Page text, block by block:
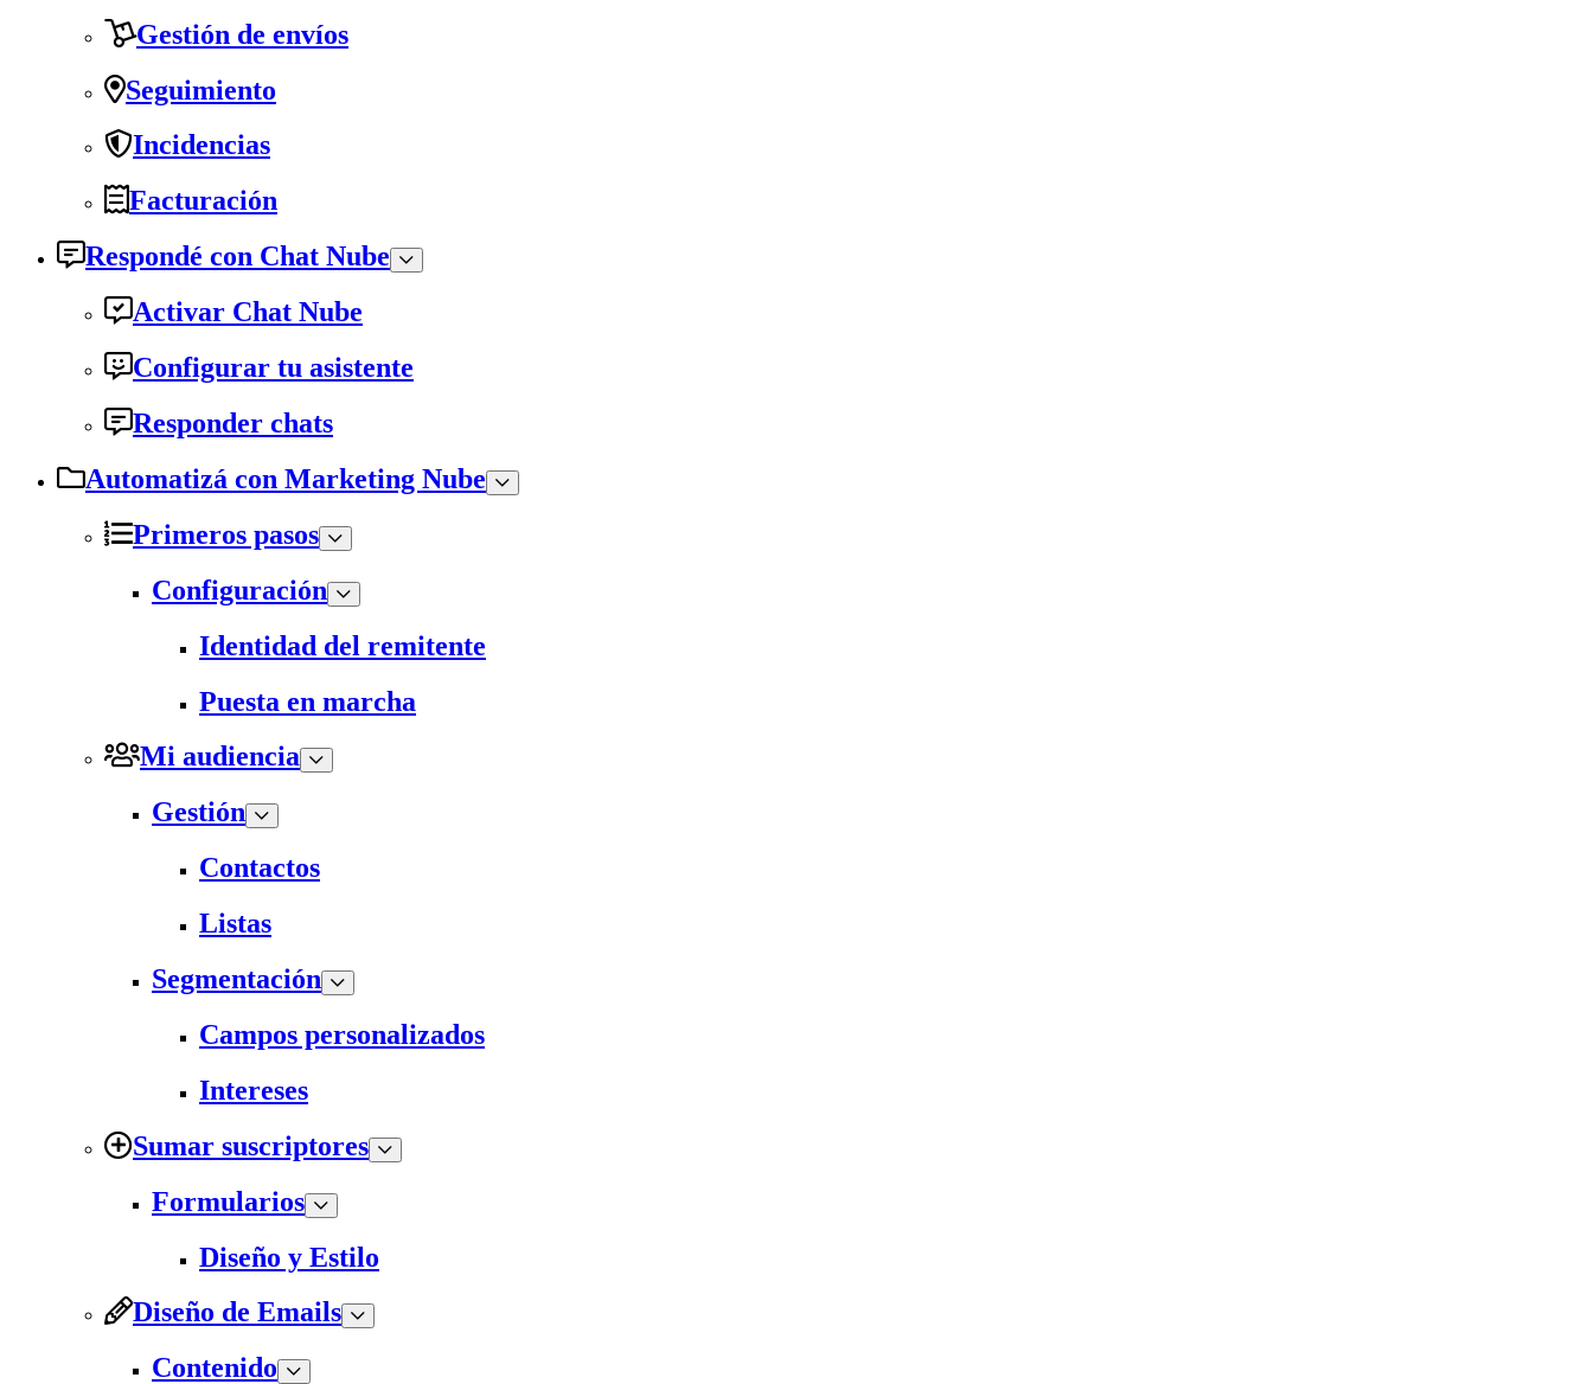
Gestión de envíos
Seguimiento
Incidencias
Facturación
Respondé con Chat Nube
Activar Chat Nube
Configurar tu asistente
Responder chats
Automatizá con Marketing Nube
Primeros pasos
Configuración
Identidad del remitente
Puesta en marcha
Mi audiencia
Gestión
Contactos
Listas
Segmentación
Campos personalizados
Intereses
Sumar suscriptores
Formularios
Diseño y Estilo
Diseño de Emails
Contenido